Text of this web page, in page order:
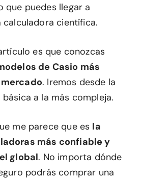
que puedes llegar a
calculadora científica.
es que conozcas
de Casio más
. Iremos desde la
a la más compleja.
me parece que es la
más confiable y
global. No importa dónde
podrás comprar una